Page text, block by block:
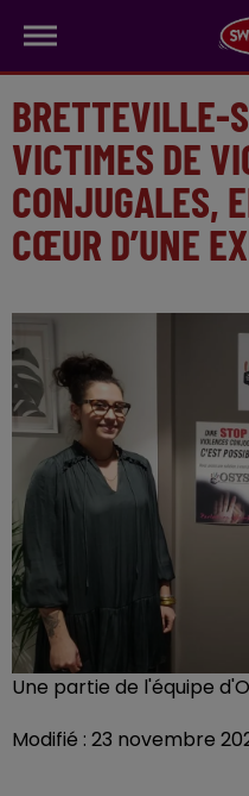
BRETTEVILLE-
VICTIMES DE
CONJUGALES,
CŒUR D’UNE
Une partie de l'équipe
Modifié : 23 novembre